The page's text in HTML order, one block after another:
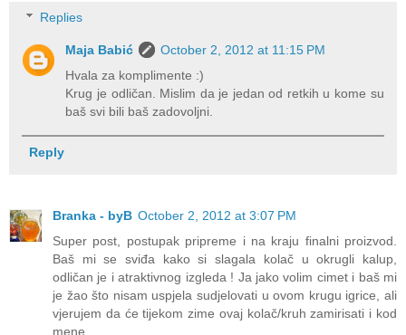
Replies
Maja Babić
October 2, 2012 at 11:15 PM
Hvala za komplimente :)
Krug je odličan. Mislim da je jedan od retkih u kome su
baš svi bili baš zadovoljni.
Reply
Branka - byB October 2, 2012 at 3:07 PM
Super post, postupak pripreme i na kraju finalni proizvod.
Baš mi se sviđa kako si slagala kolač u okrugli kalup,
odličan je i atraktivnog izgleda ! Ja jako volim cimet i baš mi
je žao što nisam uspjela sudjelovati u ovom krugu igrice, ali
vjerujem da će tijekom zime ovaj kolač/kruh zamirisati i kod
mene.